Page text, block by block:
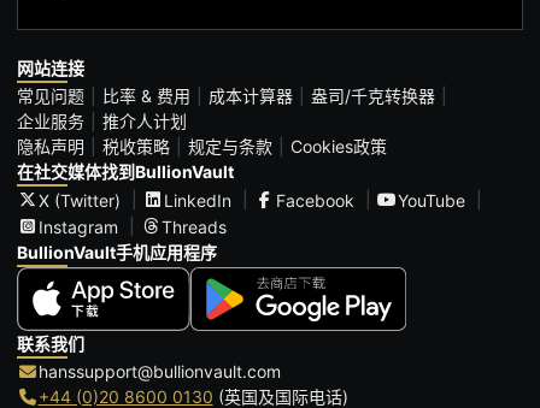
网站连接
常见问题
比率 & 费用 成本计算器
盎司/千克转换器
企业服务
推介人计划
隐私声明
税收策略 规定与条款
Cookies政策
在社交媒体找到BullionVault
X (Twitter)
LinkedIn Facebook
YouTube
Instagram
Threads
BullionVault手机应用程序
联系我们
hanssupport@bullionvault.com
+44 (0)20 8600 0130 (英国及国际电话)